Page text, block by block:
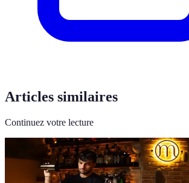
Articles similaires
Continuez votre lecture